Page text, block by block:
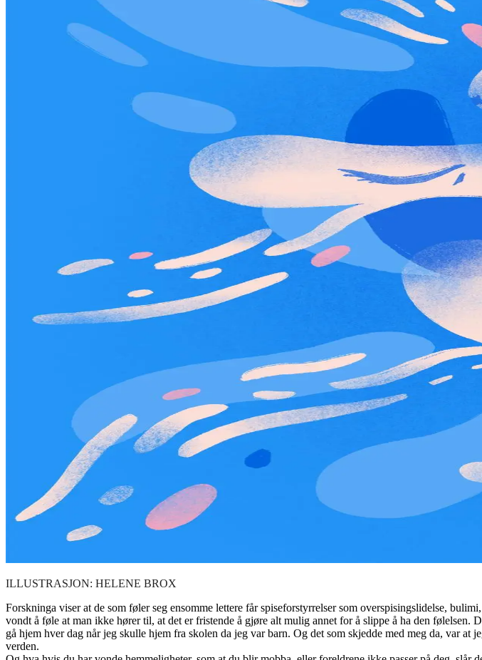
ILLUSTRASJON: HELENE BROX
Forskninga viser at de som føler seg ensomme lettere får spiseforstyrrelser som overspisingslidelse,
vondt å føle at man ikke hører til, at det er fristende å gjøre alt mulig annet for å slippe å ha den
gå hjem hver dag når jeg skulle hjem fra skolen da jeg var barn. Og det som skjedde med meg da, var
verden.